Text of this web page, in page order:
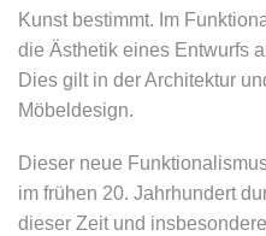
Kunst bestimmt. Im
die Ästhetik eines Entwurfs
Dies gilt in der Architektur
Möbeldesign.
Dieser neue
im frühen 20. Jahrhundert
dieser Zeit und